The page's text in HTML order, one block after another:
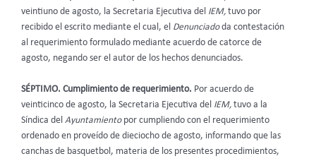
veintiuno de agosto, la Secretaria Ejecutiva del IEM, tuvo por
recibido el escrito mediante el cual, el Denunciadoda contestación
al requerimiento formulado mediante acuerdo de catorce de
agosto, negando ser el autor de los hechos denunciados.
SÉPTIMO. Cumplimiento de requerimiento. Por acuerdo de
veinticinco de agosto, la Secretaria Ejecutiva del IEM, tuvo a la
Síndica del Ayuntamiento por cumpliendo con el requerimiento
ordenado en proveído de dieciocho de agosto, informando que las
canchas de basquetbol, materia de los presentes procedimientos,